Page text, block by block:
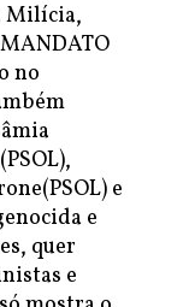
Milícia,
no
e
e
quer
e